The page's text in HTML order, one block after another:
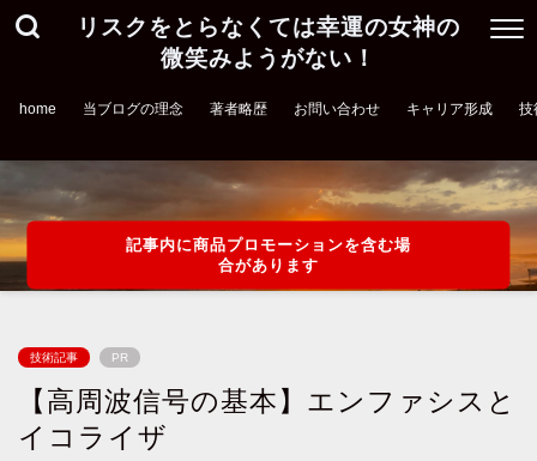
リスクをとらなくては幸運の女神の
微笑みようがない！
home 当ブログの理念 著者略歴 お問い合わせ キャリア形成 技
記事内に商品プロモーションを含む場
合があります
技術記事 PR
【高周波信号の基本】エンファシスと
イコライザ